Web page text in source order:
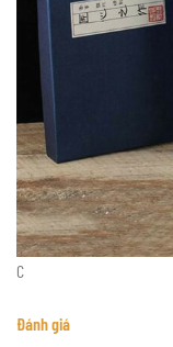
C
Đánh giá